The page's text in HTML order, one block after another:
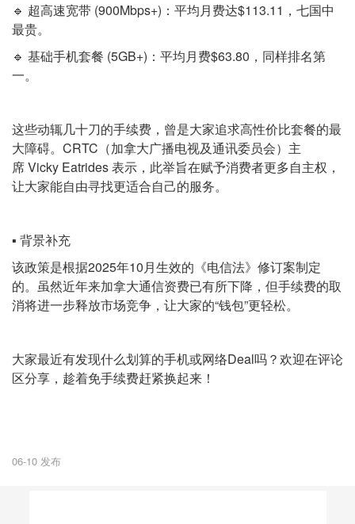
🔹 超高速宽带 (900Mbps+)：平均月费达$113.11，七国中
最贵。
🔹 基础手机套餐 (5GB+)：平均月费$63.80，同样排名第
一。
这些动辄几十刀的手续费，曾是大家追求高性价比套餐的最
大障碍。CRTC（加拿大广播电视及通讯委员会）主
席 Vicky Eatrides 表示，此举旨在赋予消费者更多自主权，
让大家能自由寻找更适合自己的服务。
▪️ 背景补充
该政策是根据2025年10月生效的《电信法》修订案制定
的。虽然近年来加拿大通信资费已有所下降，但手续费的取
消将进一步释放市场竞争，让大家的“钱包”更轻松。
大家最近有发现什么划算的手机或网络Deal吗？欢迎在评论
区分享，趁着免手续费赶紧换起来！
06-10 发布